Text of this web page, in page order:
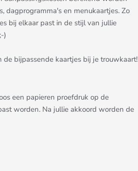
dagprogramma's en menukaartjes. Zo
bij elkaar past in de stijl van jullie
)
bijpassende kaartjes bij je trouwkaart!
een papieren proefdruk op de
worden. Na jullie akkoord worden de